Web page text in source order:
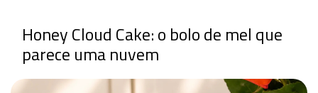
Honey Cloud Cake: o bolo de mel que
parece uma nuvem